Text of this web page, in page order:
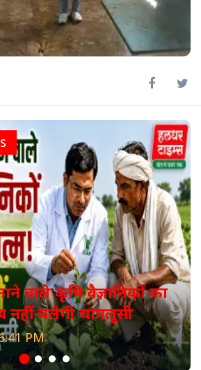
वाले कृषि वैज्ञानिकों का
चलेगी चापलूसी
PM